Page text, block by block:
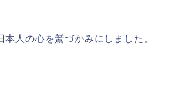
本人の心を鷲づかみにしました。